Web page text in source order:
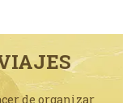
de organizar